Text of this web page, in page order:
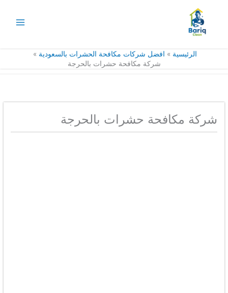
المحتوى
الرئيسية
افضل شركات مكافحة الحشرات بالسعودية
شركة مكافحة حشرات بالحرجة
شركة مكافحة حشرات بالحرجة